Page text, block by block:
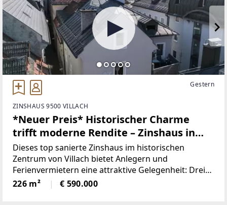
Gestern
ZINSHAUS 9500 VILLACH
*Neuer Preis* Historischer Charme
trifft moderne Rendite – Zinshaus in
Villachs Innenstadt
Dieses top sanierte Zinshaus im historischen
Zentrum von Villach bietet Anlegern und
Ferienvermietern eine attraktive Gelegenheit: Drei
unterschiedliche Wohnungen und ein voll
ausgestatteter Pub im Erdgeschoss ermöglichen
226 m² € 590.000